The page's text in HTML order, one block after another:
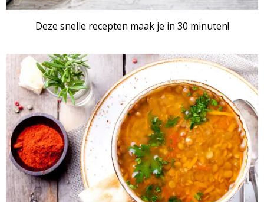
Deze snelle recepten maak je in 30 minuten!